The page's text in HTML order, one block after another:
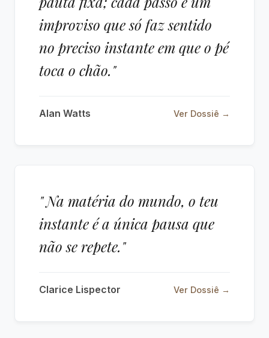
improviso que só faz sentido
no preciso instante em que o pé
toca o chão."
Alan Watts Ver Dossiê →
" Na matéria do mundo, o teu
instante é a única pausa que
não se repete."
Clarice Lispector Ver Dossiê →